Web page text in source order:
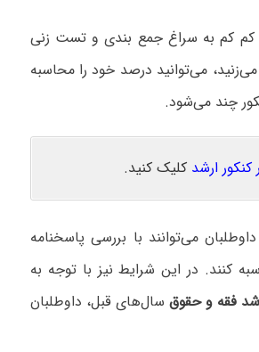
کم کم به سراغ جمع بندی و تست زنی
می‌توانید درصد خود را محاسبه
چند می‌شود.
ارشد کلیک کنید.
می‌توانند با بررسی پاسخنامه
در این شرایط نیز با توجه به
فقه و حقوقسال‌های قبل، داوطلبان